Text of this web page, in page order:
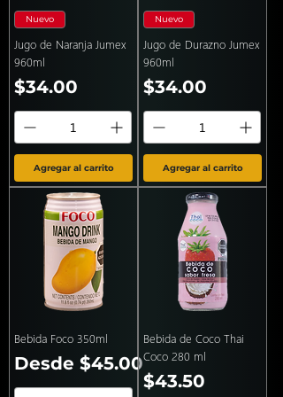
Nuevo
Jugo de Naranja Jumex
960ml
Precio
$34.00
Agregar al carrito
Nuevo
Jugo de Durazno Jumex
960ml
Precio
$34.00
Agregar al carrito
Bebida Foco 350ml
Desde $45.00
Precio de oferta
Bebida de Coco Thai
Coco 280 ml
Precio
$43.50